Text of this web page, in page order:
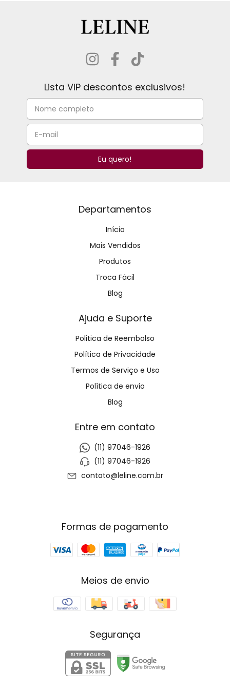
Lista VIP descontos exclusivos!
Departamentos
Início
Mais Vendidos
Produtos
Troca Fácil
Blog
Ajuda e Suporte
Politica de Reembolso
Política de Privacidade
Termos de Serviço e Uso
Política de envio
Blog
Entre em contato
(11) 97046-1926
(11) 97046-1926
contato@leline.com.br
Formas de pagamento
Meios de envio
Segurança